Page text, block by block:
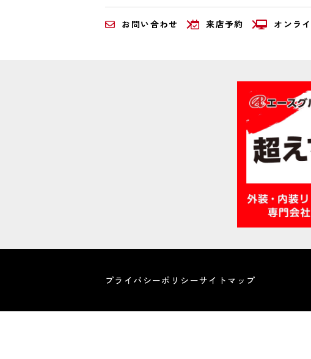
お問い合わせ 来店予約 オンラ
プライバシーポリシーサイトマップ